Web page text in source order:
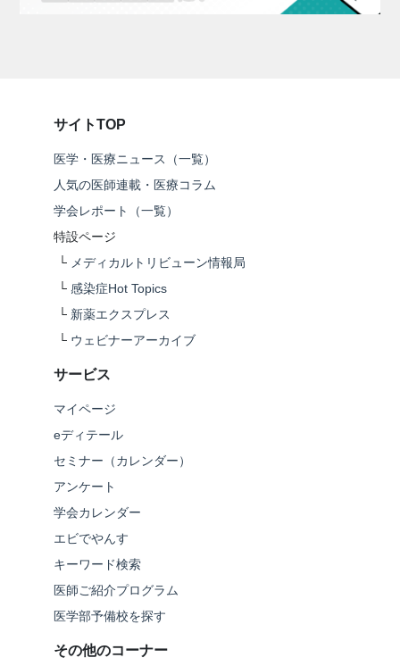
サイトTOP
医学・医療ニュース（一覧）
人気の医師連載・医療コラム
学会レポート（一覧）
特設ページ
└ メディカルトリビューン情報局
└ 感染症Hot Topics
└ 新薬エクスプレス
└ ウェビナーアーカイブ
サービス
マイページ
eディテール
セミナー（カレンダー）
アンケート
学会カレンダー
エビでやんす
キーワード検索
医師ご紹介プログラム
医学部予備校を探す
その他のコーナー